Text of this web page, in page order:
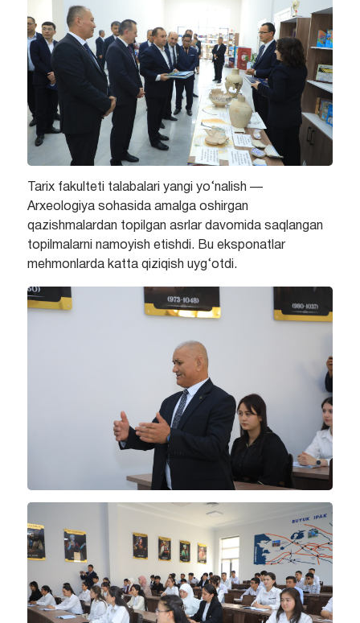
Tarix fakulteti talabalari yangi yo‘nalish —
Arxeologiya sohasida amalga oshirgan
qazishmalardan topilgan asrlar davomida saqlangan
topilmalarni namoyish etishdi. Bu eksponatlar
mehmonlarda katta qiziqish uyg‘otdi.